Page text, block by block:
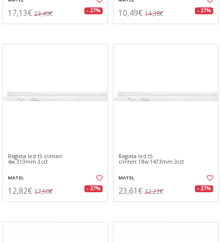
17,13€ 23,49€ - 27% 10,49€ 14,38€ - 27%
Regleta led t5 c/interr.
4w.313mm.3cct
MATEL
12,82€ 17,50€ - 27%
Regleta led t5
c/interr.18w.1473mm.3cct
MATEL
23,61€ 32,22€ - 27%